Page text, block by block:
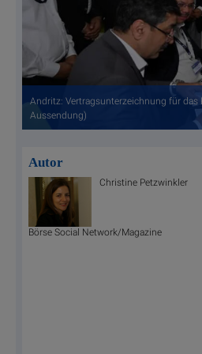
Andritz: Vertragsunterzeichnung für
Aussendung)
Autor
Christine Petzwinkler
Börse Social Network/Magazine